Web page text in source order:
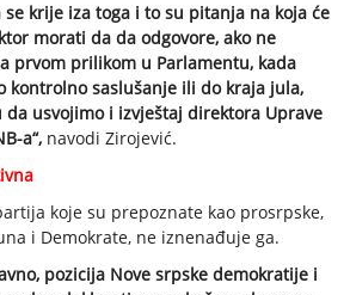
se krije iza toga i to su pitanja na koja će
morati da da odgovore, ako ne
prvom prilikom u Parlamentu, kada
kontrolno saslušanje ili do kraja jula,
da usvojimo i izvještaj direktora Uprave
a“, navodi Zirojević.
koje su prepoznate kao prosrpske,
i Demokrate, ne iznenađuje ga.
pozicija Nove srpske demokratije i